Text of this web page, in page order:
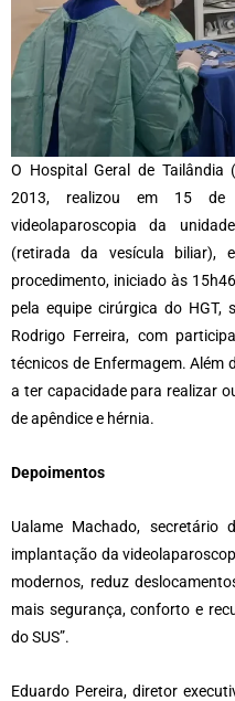
O Hospital Geral de Tailândia
2013, realizou em 15
videolaparoscopia da
(retirada da vesícula biliar),
procedimento, iniciado às
pela equipe cirúrgica do HGT,
Rodrigo Ferreira, com
técnicos de Enfermagem. Além
a ter capacidade para realizar
de apêndice e hérnia.
Depoimentos
Ualame Machado, secretário
implantação da
modernos, reduz
mais segurança, conforto e
do SUS”.
Eduardo Pereira, diretor